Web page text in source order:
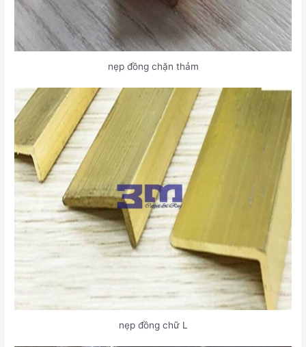
nẹp đồng chặn thảm
nẹp đồng chữ L